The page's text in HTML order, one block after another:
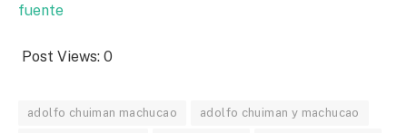
fuente
Post Views: 0
adolfo chuiman machucao adolfo chuiman y machucao